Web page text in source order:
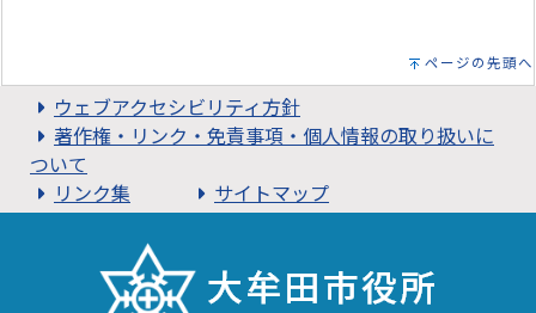
ページの先頭へ
ウェブアクセシビリティ方針
著作権・リンク・免責事項・個人情報の取り扱いに
ついて
リンク集
サイトマップ